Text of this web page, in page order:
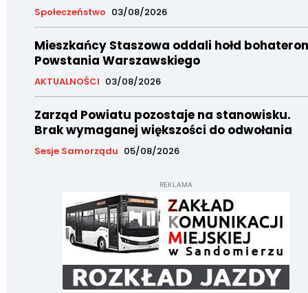
Społeczeństwo 03/08/2026
Mieszkańcy Staszowa oddali hołd
Powstania Warszawskiego
AKTUALNOŚCI 03/08/2026
Zarząd Powiatu pozostaje na stanowisku.
Brak wymaganej większości do odwołania
Sesje Samorządu 05/08/2026
REKLAMA